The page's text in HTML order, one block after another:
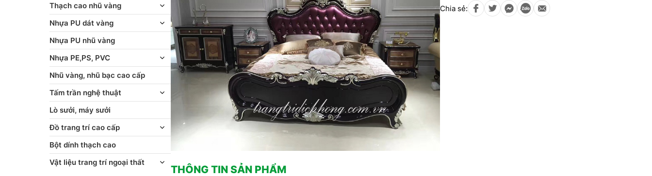
Chia sẻ:
THÔNG TIN SẢN PHẨM
Thạch cao nhũ vàng
Nhựa PU dát vàng
Nhựa PU nhũ vàng
Nhựa PE,PS, PVC
Nhũ vàng, nhũ bạc cao cấp
Tấm trần nghệ thuật
Lò sưởi, máy sưởi
Đồ trang trí cao cấp
Bột dính thạch cao
Vật liệu trang trí ngoại thất